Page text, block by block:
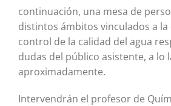
continuación, una mesa de
distintos ámbitos vinculados a
control de la calidad del agua
dudas del público asistente, a lo
aproximadamente.
Intervendrán el profesor de